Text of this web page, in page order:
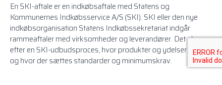
En SKI-aftale er en indkøbsaftale med Statens og
Kommunernes Indkøbsservice A/S (SKI). SKI eller den nye
indkøbsorganisation Statens Indkøbssekretariat indgår
rammeaftaler med virksomheder og leverandører. Det sker
efter en SKI-udbudsproces, hvor produkter og ydelser testes,
og hvor der sættes standarder og minimumskrav.